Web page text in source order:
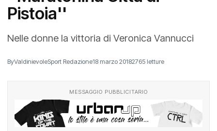
Pistoia''
Nelle donne la vittoria di Veronica Vannucci
ByValdinievoleSport Redazione18 marzo 20182765 letture
MESSAGGIO PUBBLICITARIO